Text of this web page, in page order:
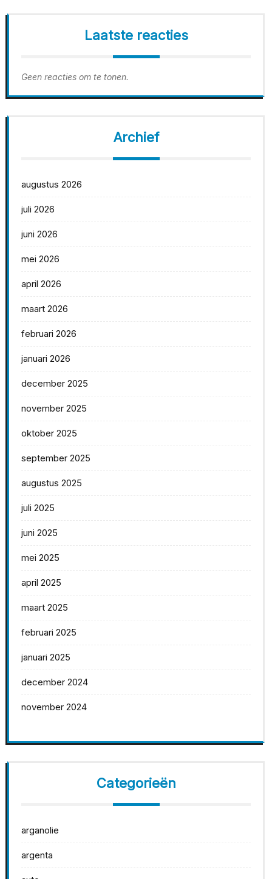
Laatste reacties
Geen reacties om te tonen.
Archief
augustus 2026
juli 2026
juni 2026
mei 2026
april 2026
maart 2026
februari 2026
januari 2026
december 2025
november 2025
oktober 2025
september 2025
augustus 2025
juli 2025
juni 2025
mei 2025
april 2025
maart 2025
februari 2025
januari 2025
december 2024
november 2024
Categorieën
arganolie
argenta